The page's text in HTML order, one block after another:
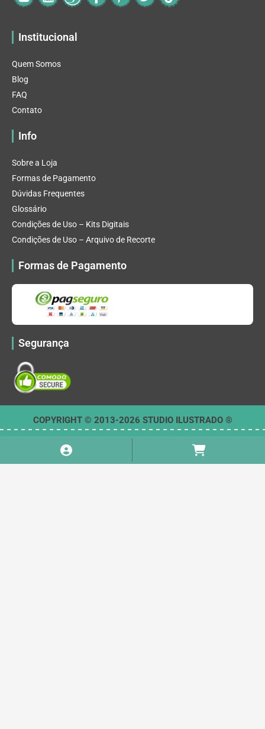
Institucional
Quem Somos
Blog
FAQ
Contato
Info
Sobre a Loja
Formas de Pagamento
Dúvidas Frequentes
Glossário
Condições de Uso – Kits Digitais
Condições de Uso – Arquivo de Recorte
Formas de Pagamento
Segurança
COPYRIGHT © 2013-2026 STUDIO ILUSTRADO ®